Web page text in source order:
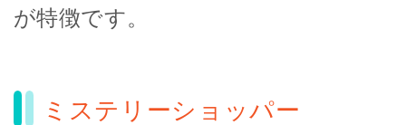
が特徴です。
ミステリーショッパー